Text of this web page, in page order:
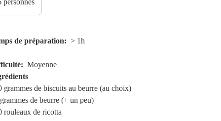
de préparation > 1h
Moyenne
grammes de biscuits au beurre (au choix)
de beurre (+ un peu)
rouleaux de ricotta